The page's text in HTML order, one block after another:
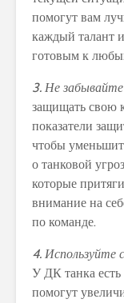
помогут вам
каждый талант
готовым к
3. Не
защищать свою
показатели
чтобы
о танковой
которые
внимание на
по команде.
4. Используйте
У ДК танка есть
помогут